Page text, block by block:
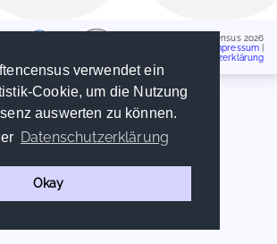
verwendet ein
Cookie, um die Nutzung
auswerten zu können.
Datenschutzerklärung
Okay
Handschriftencensus 2026
Impressum
Datenschutzerklärung